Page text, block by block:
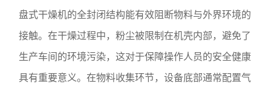
盘式干燥机的全封闭结构能有效阻断物料与外界环境的
接触。在干燥过程中，粉尘被限制在机壳内部，避免了
生产车间的环境污染，这对于保障操作人员的安全健康
具有重要意义。在物料收集环节，设备底部通常配置气